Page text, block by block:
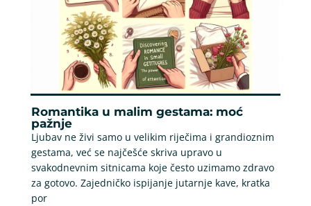
Romantika u malim gestama: moć
pažnje
Ljubav ne živi samo u velikim riječima i grandioznim
gestama, već se najčešće skriva upravo u
svakodnevnim sitnicama koje često uzimamo zdravo
za gotovo. Zajedničko ispijanje jutarnje kave, kratka
por